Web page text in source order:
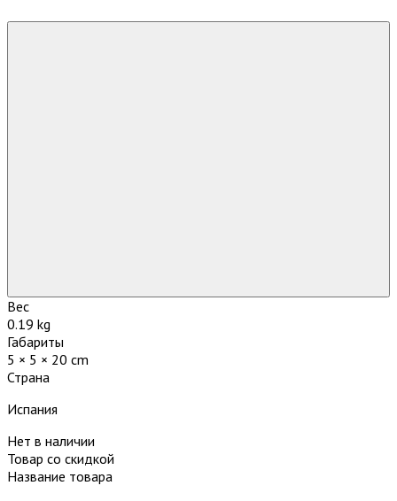
Вес
0.19 kg
Габариты
5 × 5 × 20 cm
Страна
Испания
Нет в наличии
Товар со скидкой
Название товара